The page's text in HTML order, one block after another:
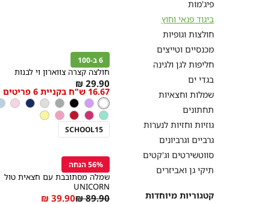
בחרנו בקפידה את
עם בגדי הפנאי
פיג'מות
ביגוד פנאי וחוץ
חולצות וגופיות
מכנסיים וטייצים
חליפות לגן ולגינה
בגדי ים
שמלות וחצאיות
תחתונים
גוזיות וחזיות לנערות
גרביים וגרביונים
סווטשירטים וג'קטים
תיקי גן ואביזרים
קטגוריות מיוחדות
Color
לבן
מידה
הוספה
לסל
6 ב-100
חולצה קצרה צווארון וי לבנות
As
low
as
29.90 ₪
16.67 ש"ח בקניית 6 פריטים
צבע
לבן
לבן סגולשחוראפוראפור
בהיר
כחולורוד
מנטהורוד
קברט
אדוםורוד צהוב
SCHOOL15
קנייה
Color
אפרסק
מידה
הוספה
לסל
56% הנחה
שמלה מסתובבת עם חצאית טול
UNICORN
As
39.90 ₪Regular
89.90 ₪